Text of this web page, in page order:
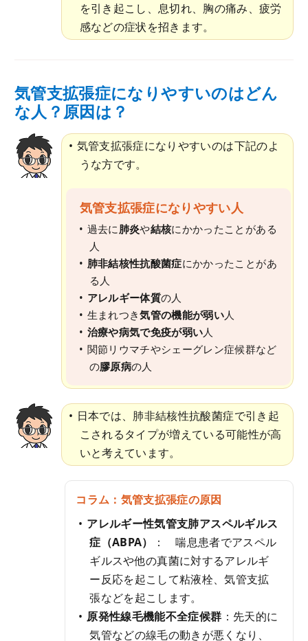
を引き起こし、息切れ、胸の痛み、疲労
感などの症状を招きます。
気管支拡張症になりやすいのはどん
な人？原因は？
気管支拡張症になりやすいのは下記のよ
うな方です。
気管支拡張症になりやすい人
過去に 肺炎や結核にかかったことがある
人
肺非結核性抗酸菌症にかかったことがあ
る人
アレルギー体質の人
生まれつき気管の機能が弱い人
治療や病気で免疫が弱い人
関節リウマチやシェーグレン症候群など
の膠原病の人
日本では、肺非結核性抗酸菌症で引き起
こされるタイプが増えている可能性が高
いと考えています。
コラム：気管支拡張症の原因
アレルギー性気管支肺アスペルギルス
症（ABPA）
： 喘息患者でアスペル
ギルスや他の真菌に対するアレルギ
ー反応を起こして粘液栓、気管支拡
張などを起こします。
原発性線毛機能不全症候群 ：先天的に
気管などの線毛の動きが悪くなり、